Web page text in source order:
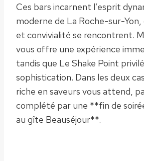
Ces bars incarnent l’esprit
moderne de La Roche-sur-
et convivialité se rencontrent.
vous offre une expérience
tandis que Le Shake Point
sophistication. Dans les deux
riche en saveurs vous attend,
complété par une **fin de
au gîte Beauséjour**.